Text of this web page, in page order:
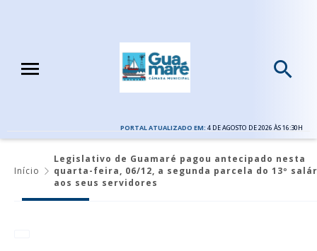
PORTAL ATUALIZADO EM: 4 DE AGOSTO DE 2026 ÀS 16:30H
Início
Legislativo de Guamaré pagou antecipado nesta
quarta-feira, 06/12, a segunda parcela do 13º
aos seus servidores